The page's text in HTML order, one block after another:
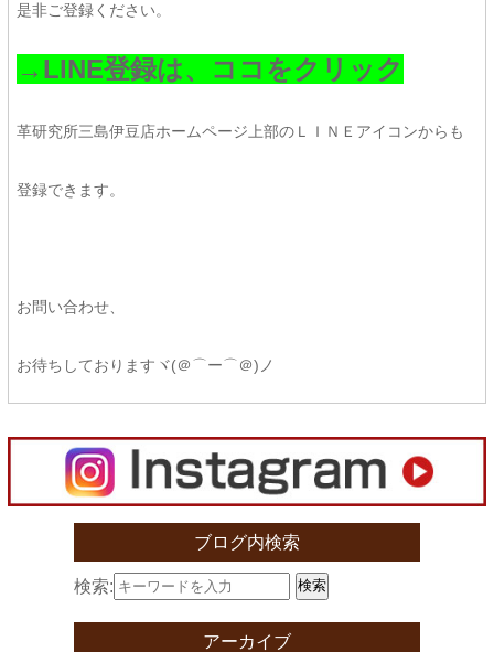
是非ご登録ください。
→LINE登録は、ココをクリック
革研究所三島伊豆店ホームページ上部のＬＩＮＥアイコンからも
登録できます。
お問い合わせ、
お待ちしておりますヾ(＠⌒ー⌒＠)ノ
ブログ内検索
検索: 検索
アーカイブ